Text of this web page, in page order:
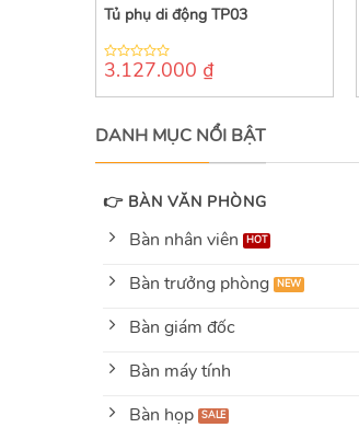
Tủ phụ di động TP03
0
of
3.127.000 ₫
DANH MỤC NỔI BẬT
👉 BÀN VĂN PHÒNG
Bàn nhân viên
Bàn trưởng phòng
Bàn giám đốc
Bàn máy tính
Bàn họp